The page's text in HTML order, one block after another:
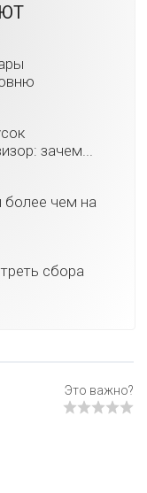
зачем...
более чем на
сбора